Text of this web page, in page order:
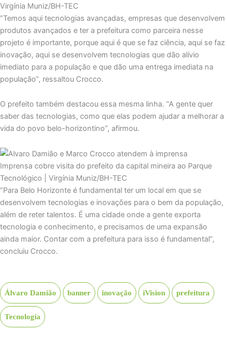
Virgínia Muniz/BH-TEC
“Temos aqui tecnologias avançadas, empresas que desenvolvem
produtos avançados e ter a prefeitura como parceira nesse
projeto é importante, porque aqui é que se faz ciência, aqui se faz
inovação, aqui se desenvolvem tecnologias que dão alívio
imediato para a população e que dão uma entrega imediata na
população”, ressaltou Crocco.
O prefeito também destacou essa mesma linha. “A gente quer
saber das tecnologias, como que elas podem ajudar a melhorar a
vida do povo belo-horizontino”, afirmou.
Imprensa cobre visita do prefeito da capital mineira ao Parque
Tecnológico | Virgínia Muniz/BH-TEC
“Para Belo Horizonte é fundamental ter um local em que se
desenvolvem tecnologias e inovações para o bem da população,
além de reter talentos. É uma cidade onde a gente exporta
tecnologia e conhecimento, e precisamos de uma expansão
ainda maior. Contar com a prefeitura para isso é fundamental”,
concluiu Crocco.
Álvaro Damião banner inovação iVision prefeitura
Tecnologia